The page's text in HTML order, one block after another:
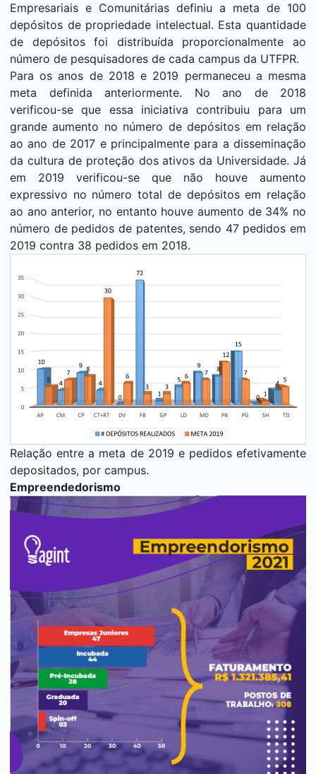
Empresariais e Comunitárias definiu a meta de 100
depósitos de propriedade intelectual. Esta quantidade
de depósitos foi distribuída proporcionalmente ao
número de pesquisadores de cada campus da UTFPR.
Para os anos de 2018 e 2019 permaneceu a mesma
meta definida anteriormente. No ano de 2018
verificou-se que essa iniciativa contribuiu para um
grande aumento no número de depósitos em relação
ao ano de 2017 e principalmente para a disseminação
da cultura de proteção dos ativos da Universidade. Já
em 2019 verificou-se que não houve aumento
expressivo no número total de depósitos em relação
ao ano anterior, no entanto houve aumento de 34% no
número de pedidos de patentes, sendo 47 pedidos em
2019 contra 38 pedidos em 2018.
Relação entre a meta de 2019 e pedidos efetivamente
depositados, por campus.
Empreendedorismo